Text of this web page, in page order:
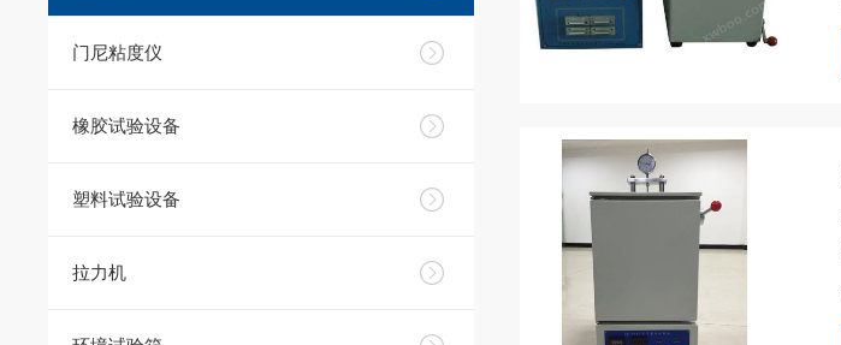
门尼粘度仪
橡胶试验设备
塑料试验设备
拉力机